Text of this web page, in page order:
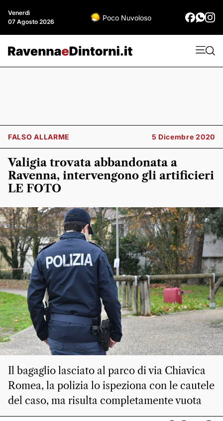
Venerdì
07 Agosto 2026
Poco Nuvoloso
FALSO ALLARME 5 Dicembre 2020
Valigia trovata abbandonata a
Ravenna, intervengono gli artificieri
LE FOTO
Il bagaglio lasciato al parco di via Chiavica
Romea, la polizia lo ispeziona con le cautele
del caso, ma risulta completamente vuota